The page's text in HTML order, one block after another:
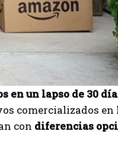
en un lapso de 30
comercializados en
con diferencias